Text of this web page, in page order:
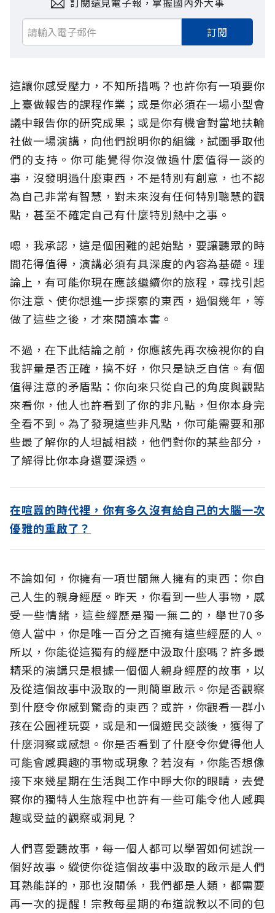
訂閱
這讓你感受壓力，不知所措嗎？也許你有一項要你
上臺做報告的課程作業；或是你必須在一場小型會
議中報告你的研究成果；或是你有機會對當地扶輪
社做一場演講，向他們說明你的組織，試圖爭取他
們的支持。你可能覺得你沒做過什麼值得一談的
事，沒發明過什麼東西，不是特別有創意，也不認
為自己非常有智慧，對未來沒有任何特別聰慧的觀
點，甚至不確定自己有什麼特別熱中之事。
嗯，我承認，這是個困難的起始點，要讓聽眾的時
間花得值得，演講必須有具深度的內容為基礎。理
論上，有可能你現在應該繼續你的旅程，尋找引起
你注意、使你想進一步探索的東西，過個幾年，等
做了這些之後，才來閱讀本書。
不過，在下此結論之前，你應該先再次檢視你的自
我評量是否正確，搞不好，你只是缺乏自信。有個
值得注意的矛盾點：你向來只從自己的角度與觀點
來看你，他人也許看到了你的非凡點，但你本身完
全看不到。為了發現這些非凡點，你可能需要和那
些最了解你的人坦誠相談，他們對你的某些部分，
了解得比你本身還要深透。
在喧囂的時代裡，你有多久沒有給自己的大腦一次
優雅的重啟了？
不論如何，你擁有一項世間無人擁有的東西：你自
己人生的親身經歷。昨天，你看到一些人事物，感
受一些情緒，這些經歷是獨一無二的，舉世70多
億人當中，你是唯一百分之百擁有這些經歷的人。
所以，你能從這獨有的經歷中汲取什麼嗎？許多最
精采的演講只是根據一個個人親身經歷的故事，以
及從這個故事中汲取的一則簡單啟示。你是否觀察
到什麼令你感到驚奇的東西？或許，你觀看一群小
孩在公園裡玩耍，或是和一個遊民交談後，獲得了
什麼洞察或感想。你是否看到了什麼令你覺得他人
可能會感興趣的事物或現象？若沒有，你能否想像
接下來幾星期在生活與工作中睜大你的眼睛，去覺
察你的獨特人生旅程中也許有一些可能令他人感興
趣或受益的觀察或洞見？
人們喜愛聽故事，每一個人都可以學習如何述說一
個好故事。縱使你從這個故事中汲取的啟示是人們
耳熟能詳的，那也沒關係，我們都是人類，都需要
再一次的提醒！宗教每星期的布道說教以不同的包